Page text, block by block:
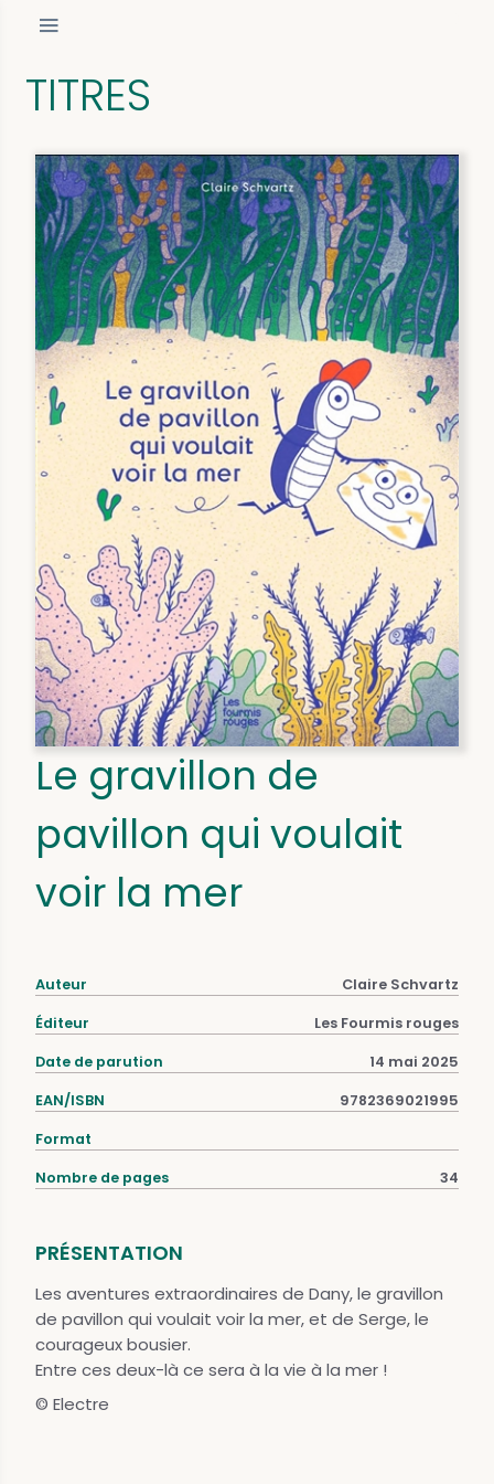
TITRES
Le gravillon de
pavillon qui voulait
voir la mer
Auteur Claire Schvartz
Éditeur Les Fourmis rouges
Date de parution 14 mai 2025
EAN/ISBN 9782369021995
Format
Nombre de pages 34
PRÉSENTATION
Les aventures extraordinaires de Dany, le gravillon
de pavillon qui voulait voir la mer, et de Serge, le
courageux bousier.
Entre ces deux-là ce sera à la vie à la mer !
© Electre